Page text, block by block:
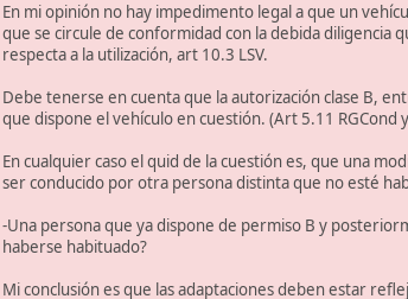
En mi opinión no hay impedimento legal a que un
que se circule de conformidad con la debida diligencia
respecta a la utilización, art 10.3 LSV.
Debe tenerse en cuenta que la autorización clase B,
que dispone el vehículo en cuestión. (Art 5.11 RGCond
En cualquier caso el quid de la cuestión es, que una
ser conducido por otra persona distinta que no esté
-Una persona que ya dispone de permiso B y
haberse habituado?
Mi conclusión es que las adaptaciones deben estar